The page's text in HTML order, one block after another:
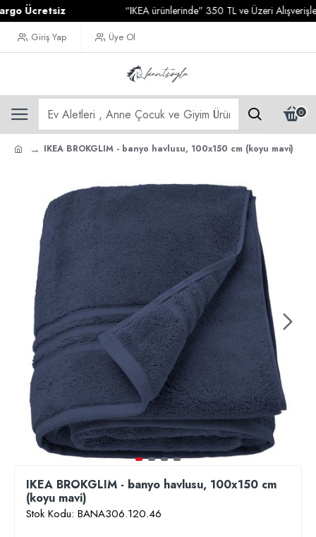
“IKEA ürünlerinde” 350 TL ve Üzeri
Giriş Yap Üye Ol
0
IKEA BROKGLIM - banyo havlusu, 100x150 cm (koyu mavi)
IKEA BROKGLIM - banyo havlusu, 100x150 cm
(koyu mavi)
Stok Kodu: BANA306.120.46